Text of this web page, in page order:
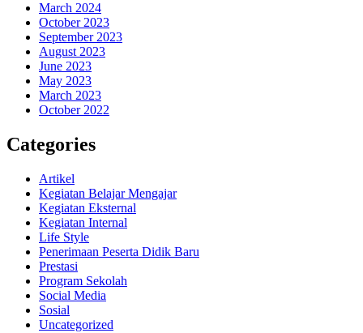
March 2024
October 2023
September 2023
August 2023
June 2023
May 2023
March 2023
October 2022
Categories
Artikel
Kegiatan Belajar Mengajar
Kegiatan Eksternal
Kegiatan Internal
Life Style
Penerimaan Peserta Didik Baru
Prestasi
Program Sekolah
Social Media
Sosial
Uncategorized